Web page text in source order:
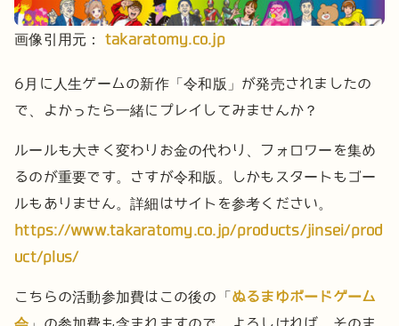
画像引用元： takaratomy.co.jp
6月に人生ゲームの新作「令和版」が発売されましたの
で、よかったら一緒にプレイしてみませんか？
ルールも大きく変わりお金の代わり、フォロワーを集め
るのが重要です。
さすが令和版。しかもスタートもゴー
ルもありません。詳細はサイトを参考ください。
https://www.takaratomy.co.jp/products/jinsei/prod
uct/plus/
こちらの活動参加費はこの後の「 ぬるまゆボードゲーム